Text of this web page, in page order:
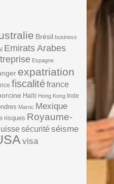
Brésil business
Emirats Arabes
Espagne
expatriation
fiscalitéfrance
Haïti Hong Kong Inde
Maroc Mexique
risques Royaume-
sécurité séisme
visa